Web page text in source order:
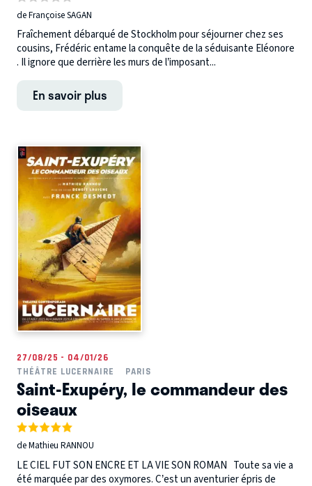
de Françoise SAGAN
Fraîchement débarqué de Stockholm pour séjourner chez ses
cousins, Frédéric entame la conquête de la séduisante Eléonore
. Il ignore que derrière les murs de l’imposant...
En savoir plus
27/08/25 - 04/01/26
THÉÂTRE LUCERNAIRE
PARIS
Saint-Exupéry, le commandeur des
oiseaux
de Mathieu RANNOU
LE CIEL FUT SON ENCRE ET LA VIE SON ROMAN Toute sa vie a
été marquée par des oxymores. C’est un aventurier épris de